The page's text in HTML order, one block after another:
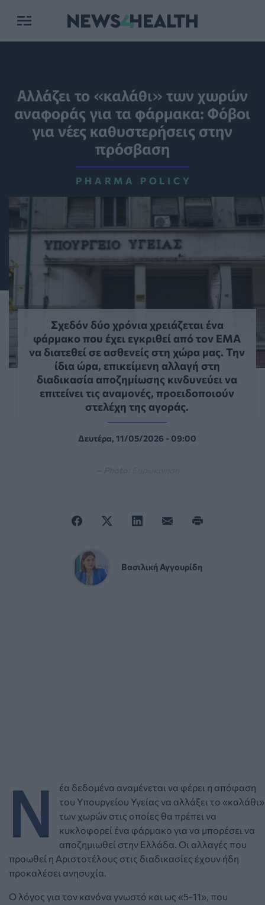
Αλλάζει το «καλάθι» των χωρών
αναφοράς για τα φάρμακα: Φόβοι
για νέες καθυστερήσεις στην
πρόσβαση
PHARMA POLICY
Σχεδόν δύο χρόνια χρειάζεται ένα
φάρμακο που έχει εγκριθεί από τον ΕΜΑ
να διατεθεί σε ασθενείς στη χώρα μας. Την
ίδια ώρα, επικείμενη αλλαγή στη
διαδικασία αποζημίωσης κινδυνεύει να
επιτείνει τις αναμονές, προειδοποιούν
στελέχη της αγοράς.
Δευτέρα, 11/05/2026 - 09:00
Βασιλική Αγγουρίδη
Ν
έα δεδομένα αναμένεται να φέρει η απόφαση
του Υπουργείου Υγείας να αλλάξει το «καλάθι»
των χωρών στις οποίες θα πρέπει να
κυκλοφορεί ένα φάρμακο για να μπορέσει να
αποζημιωθεί στην Ελλάδα. Οι αλλαγές που
προωθεί η Αριστοτέλους στις διαδικασίες έχουν ήδη
προκαλέσει ανησυχία.
Ο λόγος για τον κανόνα γνωστό και ως «5-11», που